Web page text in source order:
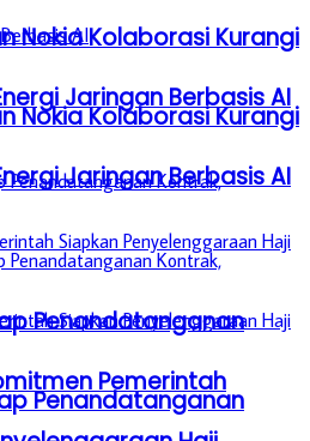
Nokia Kolaborasi Kurangi
Jaringan Berbasis AI
Penandatanganan
Pemerintah
Nokia Kolaborasi Kurangi
Jaringan Berbasis AI
Penandatanganan